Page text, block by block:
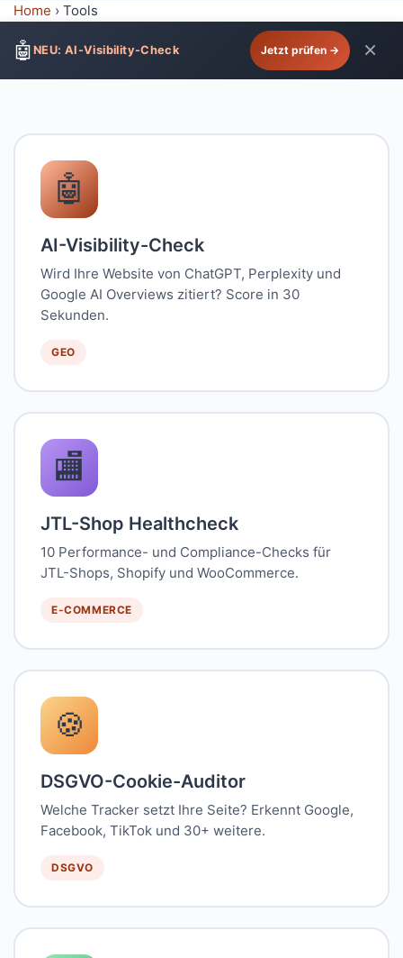
Home › Tools
🤖 NEU: AI-Visibility-Check Jetzt prüfen → ×
🤖
AI-Visibility-Check
Wird Ihre Website von ChatGPT, Perplexity und
Google AI Overviews zitiert? Score in 30
Sekunden.
GEO
🏬
JTL-Shop Healthcheck
10 Performance- und Compliance-Checks für
JTL-Shops, Shopify und WooCommerce.
E-COMMERCE
🍪
DSGVO-Cookie-Auditor
Welche Tracker setzt Ihre Seite? Erkennt Google,
Facebook, TikTok und 30+ weitere.
DSGVO